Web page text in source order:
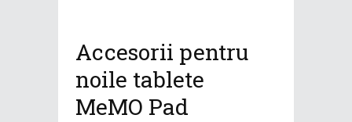
Accesorii pentru
noile tablete
MeMO Pad